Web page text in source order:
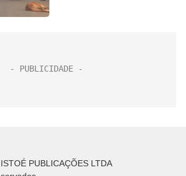
PUBLICAÇÕES LTDA